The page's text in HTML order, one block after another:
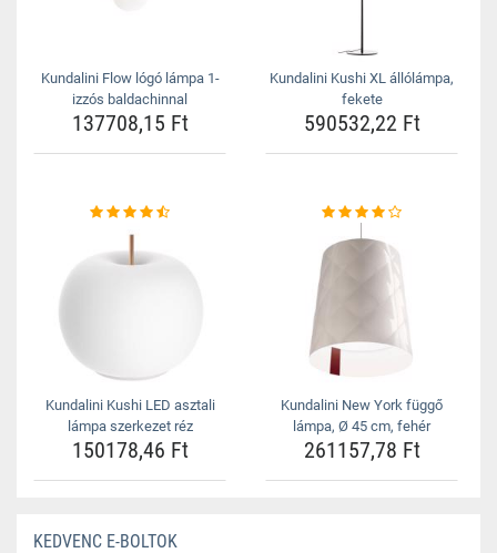
Kundalini Flow lógó lámpa 1-
izzós baldachinnal
137708,15 Ft
Kundalini Kushi XL állólámpa,
fekete
590532,22 Ft
Kundalini Kushi LED asztali
lámpa szerkezet réz
150178,46 Ft
Kundalini New York függő
lámpa, Ø 45 cm, fehér
261157,78 Ft
KEDVENC E-BOLTOK